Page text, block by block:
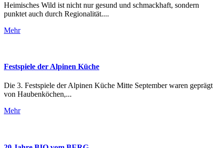
Heimisches Wild ist nicht nur gesund und schmackhaft, sondern
punktet auch durch Regionalität....
Mehr
Festspiele der Alpinen Küche
Die 3. Festspiele der Alpinen Küche Mitte September waren geprägt
von Haubenköchen,...
Mehr